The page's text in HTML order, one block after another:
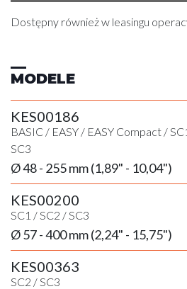
Dostępny również w leasingu
MODELE
KES00186
BASIC / EASY / EASY Compact /
SC3
Ø 48 - 255 mm (1,89" - 10,04")
KES00200
SC1 /SC2 /SC3
Ø 57 - 400 mm (2,24" - 15,75")
KES00363
SC2 /SC3